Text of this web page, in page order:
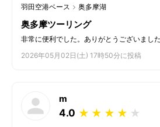
羽田空港ベース 奥多摩湖
奥多摩ツーリング
非常に便利でした。ありがとうございました
2026年05月02日(土) 17時50分に投稿
m
4.0 ★
★
★
★
★